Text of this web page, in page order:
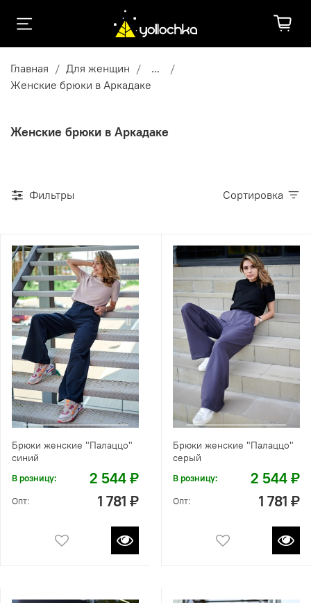
Главная Для женщин
...
Женские брюки в Аркадаке
Женские брюки в Аркадаке
Фильтры Сортировка
Брюки женские "Палаццо"
синий
В розницу: 2 544 ₽
Опт: 1 781 ₽
Брюки женские "Палаццо"
серый
В розницу: 2 544 ₽
Опт: 1 781 ₽